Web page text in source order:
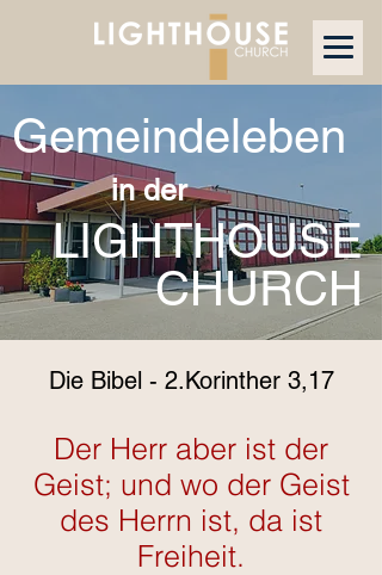
Gemeindeleben
in der
LIGHTHOUSE
CHURCH
Die Bibel - 2.Korinther 3,17
Der Herr aber ist der
Geist; und wo der Geist
des Herrn ist, da ist
Freiheit.